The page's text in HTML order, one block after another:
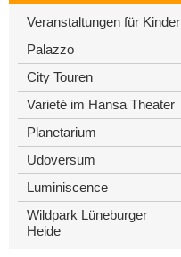
Veranstaltungen für Kinder
Palazzo
City Touren
Varieté im Hansa Theater
Planetarium
Udoversum
Luminiscence
Wildpark Lüneburger
Heide